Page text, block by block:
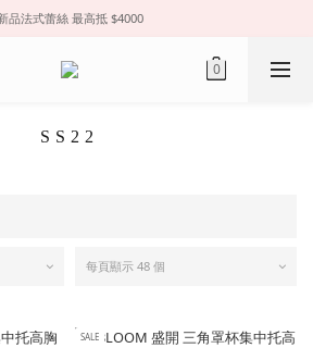
品法式蕾絲 最高抵 $4000
SS22
每頁顯示 48 個
SALE